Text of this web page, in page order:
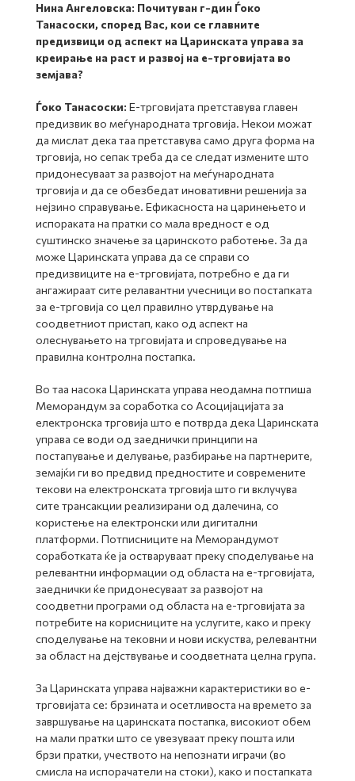
Нина Ангеловска: Почитуван г-дин Ѓоко
Танасоски, според Вас, кои се главните
предизвици од аспект на Царинската управа за
креирање на раст и развој на е-трговијата во
земјава?
Ѓоко Танасоски: Е-трговијата претставува главен
предизвик во меѓународната трговија. Некои можат
да мислат дека таа претставува само друга форма на
трговија, но сепак треба да се следат измените што
придонесуваат за развојот на меѓународната
трговија и да се обезбедат иновативни решенија за
нејзино справување. Ефикасноста на царинењето и
испораката на пратки со мала вредност е од
суштинско значење за царинското работење. За да
може Царинската управа да се справи со
предизвиците на е-трговијата, потребно е да ги
ангажираат сите релавантни учесници во постапката
за е-трговија со цел правилно утврдување на
соодветниот пристап, како од аспект на
олеснувањето на трговијата и спроведување на
правилна контролна постапка.
Во таа насока Царинската управа неодамна потпиша
Меморандум за соработка со Асоцијацијата за
електронска трговија што е потврда дека Царинската
управа се води од заеднички принципи на
постапување и делување, разбирање на партнерите,
земајќи ги во предвид предностите и современите
текови на електронската трговија што ги вклучува
сите трансакции реализирани од далечина, со
користење на електронски или дигитални
платформи. Потписниците на Меморандумот
соработката ќе ја остваруваат преку споделување на
релевантни информации од областа на е-трговијата,
заеднички ќе придонeсуваат за развојот на
соодветни програми од областа на е-трговијата за
потребите на корисниците на услугите, како и преку
споделување на тековни и нови искуства, релевантни
за област на дејствување и соодветната целна група.
За Царинската управа најважни карактеристики во е-
трговијата се: брзината и осетливоста на времето за
завршување на царинската постапка, високиот обем
на мали пратки што се увезуваат преку пошта или
брзи пратки, учеството на непознати играчи (во
смисла на испорачатели на стоки), како и постапката